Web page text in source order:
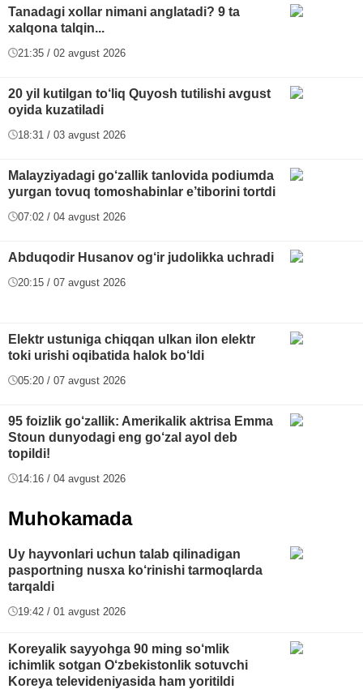
Tanadagi xollar nimani anglatadi? 9 ta
xalqona talqin...
21:35 / 02 avgust 2026
20 yil kutilgan to‘liq Quyosh tutilishi avgust
oyida kuzatiladi
18:31 / 03 avgust 2026
Malayziyadagi go‘zallik tanlovida podiumda
yurgan tovuq tomoshabinlar e’tiborini tortdi
07:02 / 04 avgust 2026
Abduqodir Husanov og‘ir judolikka uchradi
20:15 / 07 avgust 2026
Elektr ustuniga chiqqan ulkan ilon elektr
toki urishi oqibatida halok bo‘ldi
05:20 / 07 avgust 2026
95 foizlik go‘zallik: Amerikalik aktrisa Emma
Stoun dunyodagi eng go‘zal ayol deb
topildi!
14:16 / 04 avgust 2026
Muhokamada
Uy hayvonlari uchun talab qilinadigan
pasportning nusxa ko‘rinishi tarmoqlarda
tarqaldi
19:42 / 01 avgust 2026
Koreyalik sayyohga 90 ming so‘mlik
ichimlik sotgan O‘zbekistonlik sotuvchi
Koreya televideniyasida ham yoritildi